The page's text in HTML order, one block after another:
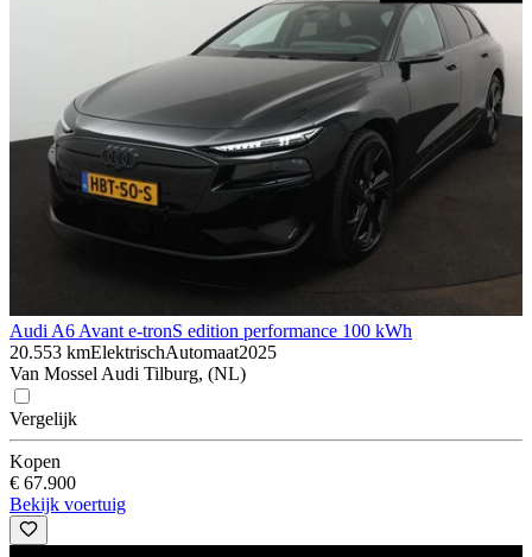
Audi A6 Avant e-tronS edition performance 100 kWh
20.553 kmElektrischAutomaat2025
Van Mossel Audi Tilburg, (NL)
Vergelijk
Kopen
€ 67.900
Bekijk voertuig